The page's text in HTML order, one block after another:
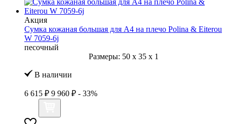
Акция
Сумка кожаная большая для А4 на плечо Polina & Eiterou
W 7059-6j
песочный
Размеры: 50 x 35 x 1
В наличии
6 615 ₽ 9 960 ₽ - 33%